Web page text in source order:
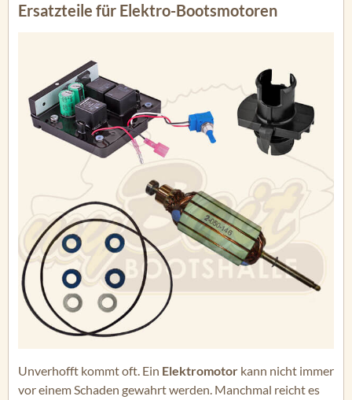
Ersatzteile für Elektro-Bootsmotoren
Unverhofft kommt oft. Ein Elektromotor kann nicht immer
vor einem Schaden gewahrt werden. Manchmal reicht es